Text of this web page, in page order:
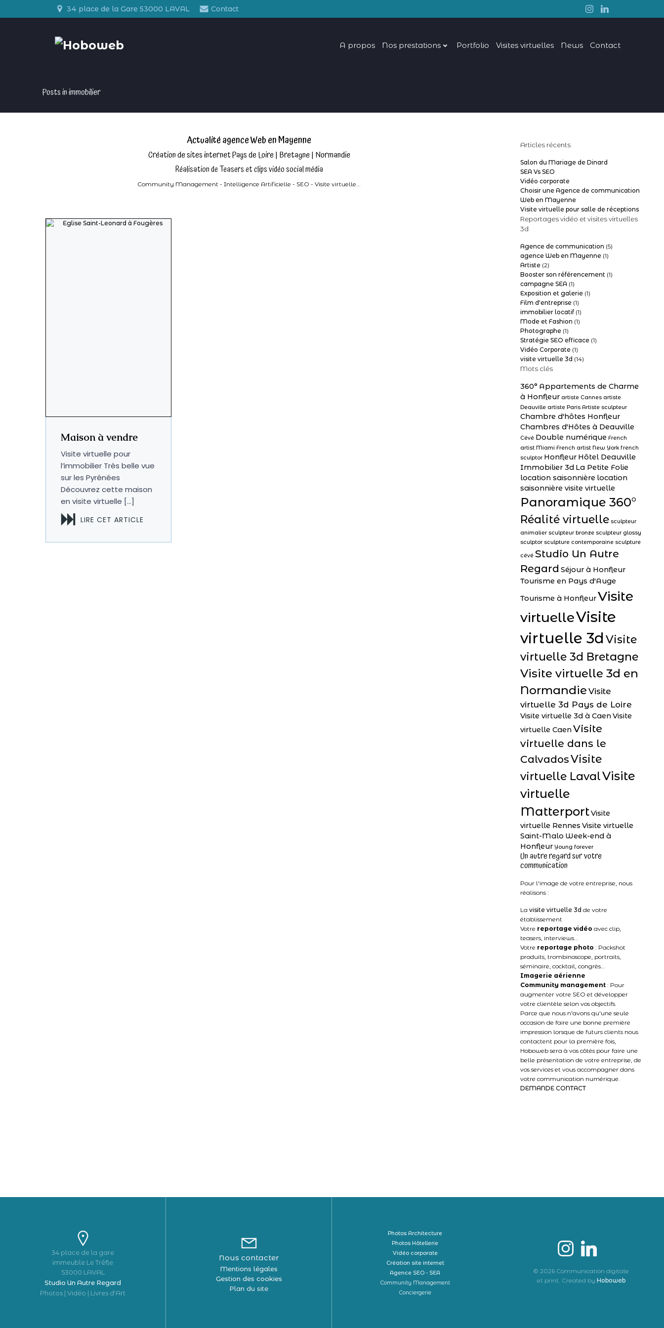
34 place de la Gare 53000 LAVAL Contact
A propos Nos prestations Portfolio Visites virtuelles News Contact
Posts in immobilier
Actualité agence Web en Mayenne
Création de sites internet Pays de Loire | Bretagne | Normandie
Réalisation de Teasers et clips vidéo social média
Community Management - Intelligence Artificielle - SEO - Visite virtuelle...
Maison à vendre
Visite virtuelle pour
l’immobilier Très belle vue
sur les Pyrénées
Découvrez cette maison
en visite virtuelle […]
LIRE CET ARTICLE
Articles récents
Salon du Mariage de Dinard
SEA Vs SEO
Vidéo corporate
Choisir une Agence de communication
Web en Mayenne
Visite virtuelle pour salle de réceptions
Reportages vidéo et visites virtuelles
3d
Agence de communication (5)
agence Web en Mayenne (1)
Artiste (2)
Booster son référencement (1)
campagne SEA (1)
Exposition et galerie (1)
Film d'entreprise (1)
immobilier locatif(1)
Mode et Fashion (1)
Photographe (1)
Stratégie SEO efficace (1)
Vidéo Corporate (1)
visite virtuelle 3d (14)
Mots clés
360° Appartements de Charme
à Honfleur artiste Cannes artiste
Deauville artiste Paris Artiste sculpteur
Chambre d'hôtes Honfleur
Chambres d'Hôtes à Deauville
Cévé Double numérique French
artist Miami French artist New York french
sculptor Honfleur Hôtel Deauville
Immobilier 3d La Petite Folie
location saisonnière location
saisonnière visite virtuelle
Panoramique 360°
Réalité virtuelle sculpteur
animalier sculpteur bronze sculpteur glossy
sculptor sculpture contemporaine sculpture
cévé Studio Un Autre
Regard Séjour à Honfleur
Tourisme en Pays d'Auge
Tourisme à HonfleurVisite
virtuelleVisite
virtuelle 3d Visite
virtuelle 3d Bretagne
Visite virtuelle 3d en
Normandie Visite
virtuelle 3d Pays de Loire
Visite virtuelle 3d à CaenVisite
virtuelle CaenVisite
virtuelle dans le
CalvadosVisite
virtuelle LavalVisite
virtuelle
MatterportVisite
virtuelle Rennes Visite virtuelle
Saint-Malo Week-end à
Honfleur Young forever
Un autre regard sur votre
communication
Pour l'image de votre entreprise, nous
réalisons :
La visite virtuelle 3d de votre
établissement
Votre reportage vidéo avec clip,
teasers, interviews...
Votre reportage photo : Packshot
produits, trombinoscope, portraits,
séminaire, cocktail, congrès...
Imagerie aérienne
Community management : Pour
augmenter votre SEO et développer
votre clientèle selon vos objectifs.
Parce que nous n'avons qu'une seule
occasion de faire une bonne première
impression lorsque de futurs clients nous
contactent pour la première fois,
Hoboweb sera à vos côtés pour faire une
belle présentation de votre entreprise, de
vos services et vous accompagner dans
votre communication numérique.
DEMANDE CONTACT
34 place de la gare
immeuble Le Trêfle
53000 LAVAL
Studio Un Autre Regard
Photos | Vidéo | Livres d'Art
Nous contacter
Mentions légales
Gestion des cookies
Plan du site
Photos Architecture
Photos Hôtellerie
Vidéo corporate
Création site internet
Agence SEO - SEA
Community Management
Conciergerie
© 2026 Communication digitale
et print. Created by Hoboweb